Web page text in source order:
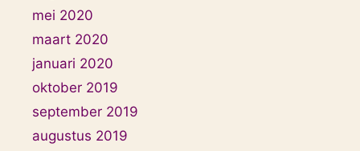
mei 2020
maart 2020
januari 2020
oktober 2019
september 2019
augustus 2019